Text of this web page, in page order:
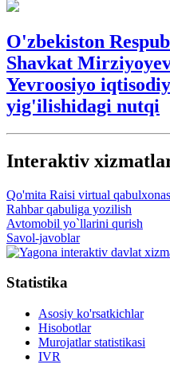
O'zbekiston
Shavkat
Yevroosiyo
yig'ilishidagi nutqi
Interaktiv
Qo'mita Raisi virtual
Rahbar qabuliga yozilish
Avtomobil yo`llarini qurish
Savol-javoblar
Statistika
Asosiy ko'rsatkichlar
Hisobotlar
Murojatlar statistikasi
IVR